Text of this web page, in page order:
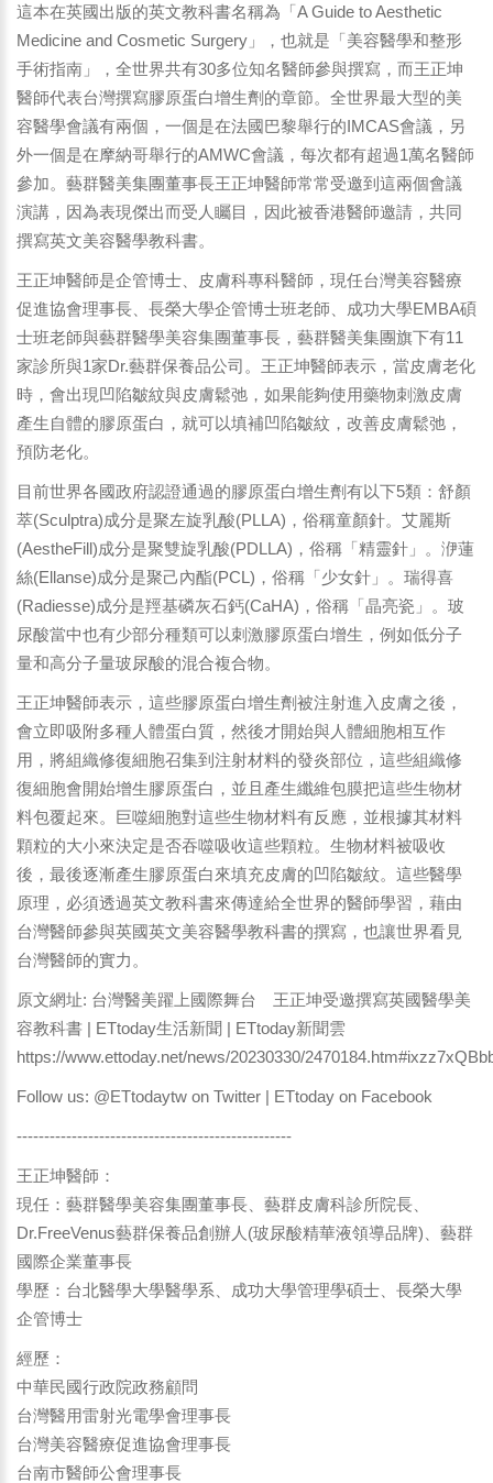
這本在英國出版的英文教科書名稱為「A Guide to Aesthetic
Medicine and Cosmetic Surgery」，也就是「美容醫學和整形
手術指南」，全世界共有30多位知名醫師參與撰寫，而王正坤
醫師代表台灣撰寫膠原蛋白增生劑的章節。全世界最大型的美
容醫學會議有兩個，一個是在法國巴黎舉行的IMCAS會議，另
外一個是在摩納哥舉行的AMWC會議，每次都有超過1萬名醫師
參加。藝群醫美集團董事長王正坤醫師常常受邀到這兩個會議
演講，因為表現傑出而受人矚目，因此被香港醫師邀請，共同
撰寫英文美容醫學教科書。
王正坤醫師是企管博士、皮膚科專科醫師，現任台灣美容醫療
促進協會理事長、長榮大學企管博士班老師、成功大學EMBA碩
士班老師與藝群醫學美容集團董事長，藝群醫美集團旗下有11
家診所與1家Dr.藝群保養品公司。王正坤醫師表示，當皮膚老化
時，會出現凹陷皺紋與皮膚鬆弛，如果能夠使用藥物刺激皮膚
產生自體的膠原蛋白，就可以填補凹陷皺紋，改善皮膚鬆弛，
預防老化。
目前世界各國政府認證通過的膠原蛋白增生劑有以下5類：舒顏
萃(Sculptra)成分是聚左旋乳酸(PLLA)，俗稱童顏針。艾麗斯
(AestheFill)成分是聚雙旋乳酸(PDLLA)，俗稱「精靈針」。洢蓮
絲(Ellanse)成分是聚己內酯(PCL)，俗稱「少女針」。瑞得喜
(Radiesse)成分是羥基磷灰石鈣(CaHA)，俗稱「晶亮瓷」。玻
尿酸當中也有少部分種類可以刺激膠原蛋白增生，例如低分子
量和高分子量玻尿酸的混合複合物。
王正坤醫師表示，這些膠原蛋白增生劑被注射進入皮膚之後，
會立即吸附多種人體蛋白質，然後才開始與人體細胞相互作
用，將組織修復細胞召集到注射材料的發炎部位，這些組織修
復細胞會開始增生膠原蛋白，並且產生纖維包膜把這些生物材
料包覆起來。巨噬細胞對這些生物材料有反應，並根據其材料
顆粒的大小來決定是否吞噬吸收這些顆粒。生物材料被吸收
後，最後逐漸產生膠原蛋白來填充皮膚的凹陷皺紋。這些醫學
原理，必須透過英文教科書來傳達給全世界的醫師學習，藉由
台灣醫師參與英國英文美容醫學教科書的撰寫，也讓世界看見
台灣醫師的實力。
原文網址: 台灣醫美躍上國際舞台 王正坤受邀撰寫英國醫學美
容教科書 | ETtoday生活新聞 | ETtoday新聞雲
https://www.ettoday.net/news/20230330/
Follow us: @ETtodaytw on Twitter | ETtoday on Facebook
--------------------------------------------------
王正坤醫師：
現任：藝群醫學美容集團董事長、藝群皮膚科診所院長、
Dr.FreeVenus藝群保養品創辦人(玻尿酸精華液領導品牌)、藝群
國際企業董事長
學歷：台北醫學大學醫學系、成功大學管理學碩士、長榮大學
企管博士
經歷：
中華民國行政院政務顧問
台灣醫用雷射光電學會理事長
台灣美容醫療促進協會理事長
台南市醫師公會理事長